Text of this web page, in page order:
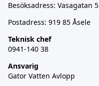
Besöksadress: Vasagatan 5
Postadress: 919 85 Åsele
Teknisk chef
0941-140 38
Ansvarig
Gator Vatten Avlopp